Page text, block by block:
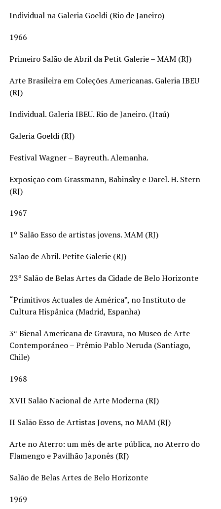
Individual na Galeria Goeldi (Rio de Janeiro)
1966
Primeiro Salão de Abril da Petit Galerie – MAM (RJ)
Arte Brasileira em Coleções Americanas. Galeria IBEU
(RJ)
Individual. Galeria IBEU. Rio de Janeiro. (Itaú)
Galeria Goeldi (RJ)
Festival Wagner – Bayreuth. Alemanha.
Exposição com Grassmann, Babinsky e Darel. H. Stern
(RJ)
1967
1º Salão Esso de artistas jovens. MAM (RJ)
Salão de Abril. Petite Galerie (RJ)
23º Salão de Belas Artes da Cidade de Belo Horizonte
“Primitivos Actuales de América”, no Instituto de
Cultura Hispânica (Madrid, Espanha)
3ª Bienal Americana de Gravura, no Museo de Arte
Contemporáneo – Prêmio Pablo Neruda (Santiago,
Chile)
1968
XVII Salão Nacional de Arte Moderna (RJ)
II Salão Esso de Artistas Jovens, no MAM (RJ)
Arte no Aterro: um mês de arte pública, no Aterro do
Flamengo e Pavilhão Japonês (RJ)
Salão de Belas Artes de Belo Horizonte
1969